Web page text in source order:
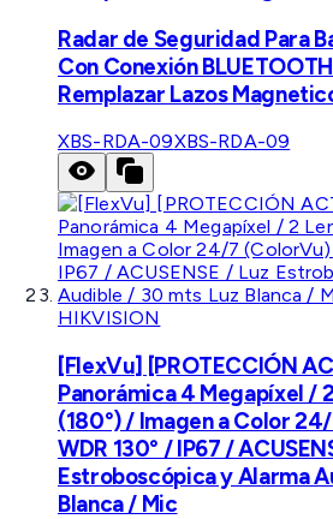
Radar de Seguridad Para
Con Conexión
Remplazar Lazos
XBS-RDA-09XBS-RDA-09
HIKVISION
[FlexVu] [PROTECCIÓN
Panorámica 4 Megapíxel /
(180°) / Imagen a Color
WDR 130° / IP67 /
Estroboscópica y Alarma
Blanca / Mic